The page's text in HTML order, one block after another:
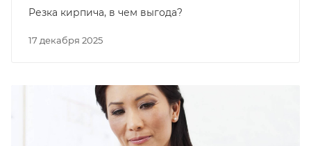
17 декабря 2025
Резка кирпича, в чем выгода?